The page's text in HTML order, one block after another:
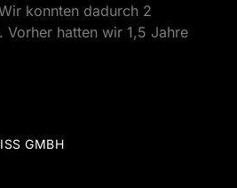
konnten dadurch 2
Vorher hatten wir 1,5 Jahre
GMBH